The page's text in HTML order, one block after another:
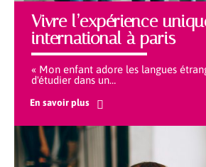
Vivre l’expérience
international à paris
« Mon enfant adore les langues
d'étudier dans un…
En savoir plus